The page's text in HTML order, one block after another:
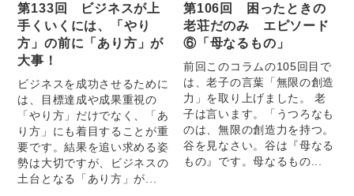
第133回 ビジネスが上
手くいくには、「やり
方」の前に「あり方」が
大事！
ビジネスを成功させるために
は、目標達成や成果重視の
「やり方」だけでなく、「あ
り方」にも着目することが重
要です。結果を追い求める姿
勢は大切ですが、ビジネスの
土台となる「あり方」が...
第106回 困ったときの
老荘だのみ エピソード
⑥「母なるもの」
前回このコラムの105回目で
は、老子の言葉「無限の創造
力」を取り上げました。 老
子は言います。「うつろなも
のは、無限の創造力を持つ。
谷を見なさい。谷は『母なる
もの』です。母なるもの...